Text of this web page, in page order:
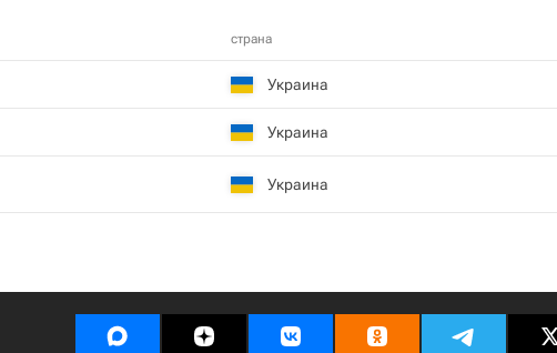
страна
Украина
Украина
Украина